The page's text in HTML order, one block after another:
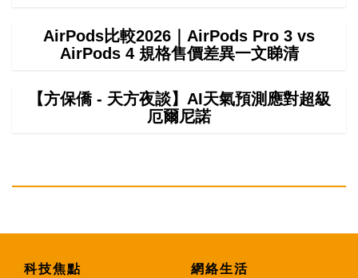
AirPods比較2026｜AirPods Pro 3 vs
AirPods 4 規格售價差異一文睇清
【方保僑 - 天方夜談】AI天氣預測應對超級
厄爾尼諾
科技焦點 網絡生活